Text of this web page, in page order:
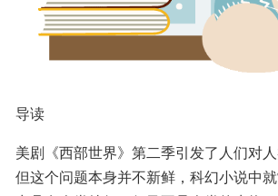
导读
美剧《西部世界》第二季引发了人们对人
但这个问题本身并不新鲜，科幻小说中